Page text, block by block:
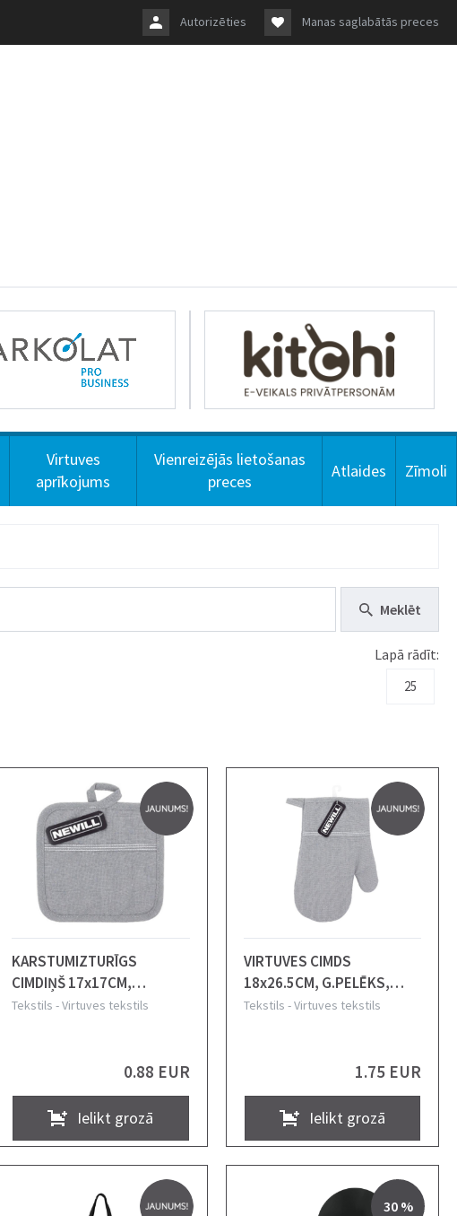
Autorizēties Manas saglabātās preces
Virtuves
aprīkojums
Vienreizējās lietošanas
preces
Atlaides Zīmoli
Meklēt
Lapā rādīt:
25
KARSTUMIZTURĪGS
CIMDIŅŠ 17x17CM,
G.PELĒKS, FILCS, NEWILL
Tekstils -Virtuves tekstils
0.88 EUR
Ielikt grozā
VIRTUVES CIMDS
18x26.5CM, G.PELĒKS,
NEWILL
Tekstils -Virtuves tekstils
1.75 EUR
Ielikt grozā
30 %